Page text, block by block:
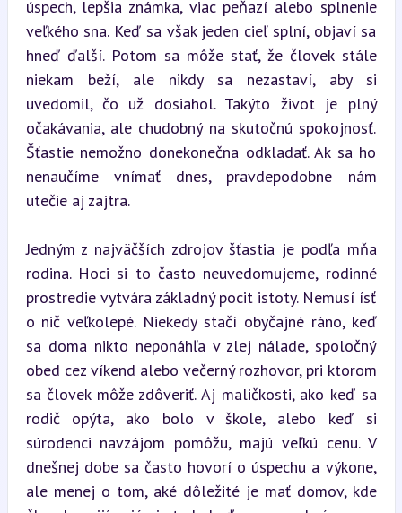
úspech, lepšia známka, viac peňazí alebo splnenie
veľkého sna. Keď sa však jeden cieľ splní, objaví sa
hneď ďalší. Potom sa môže stať, že človek stále
niekam beží, ale nikdy sa nezastaví, aby si
uvedomil, čo už dosiahol. Takýto život je plný
očakávania, ale chudobný na skutočnú spokojnosť.
Šťastie nemožno donekonečna odkladať. Ak sa ho
nenaučíme vnímať dnes, pravdepodobne nám
utečie aj zajtra.
Jedným z najväčších zdrojov šťastia je podľa mňa
rodina. Hoci si to často neuvedomujeme, rodinné
prostredie vytvára základný pocit istoty. Nemusí ísť
o nič veľkolepé. Niekedy stačí obyčajné ráno, keď
sa doma nikto neponáhľa v zlej nálade, spoločný
obed cez víkend alebo večerný rozhovor, pri ktorom
sa človek môže zdôveriť. Aj maličkosti, ako keď sa
rodič opýta, ako bolo v škole, alebo keď si
súrodenci navzájom pomôžu, majú veľkú cenu. V
dnešnej dobe sa často hovorí o úspechu a výkone,
ale menej o tom, aké dôležité je mať domov, kde